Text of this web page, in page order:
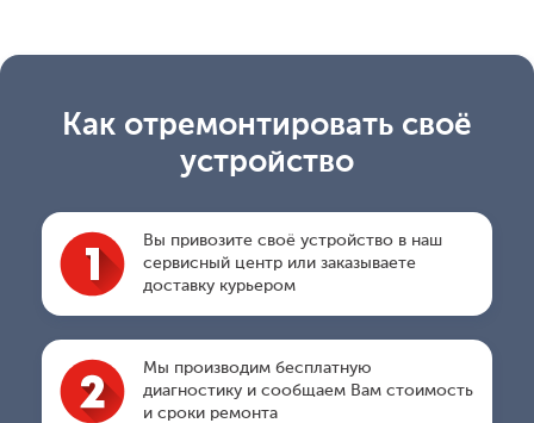
Как отремонтировать своё
устройство
Вы привозите своё устройство в наш
сервисный центр или заказываете
доставку курьером
Мы производим бесплатную
диагностику и сообщаем Вам стоимость
и сроки ремонта